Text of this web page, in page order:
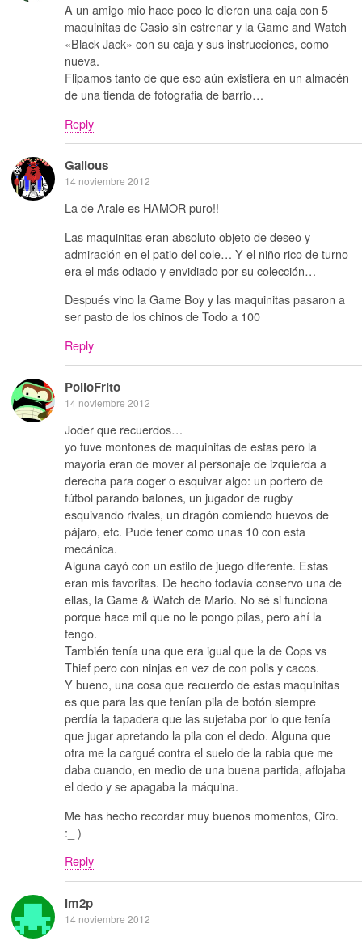
A un amigo mio hace poco le dieron una caja con 5
maquinitas de Casio sin estrenar y la Game and Watch
«Black Jack» con su caja y sus instrucciones, como
nueva.
Flipamos tanto de que eso aún existiera en un almacén
de una tienda de fotografia de barrio…
Reply
Galious
14 noviembre 2012
La de Arale es HAMOR puro!!
Las maquinitas eran absoluto objeto de deseo y
admiración en el patio del cole… Y el niño rico de turno
era el más odiado y envidiado por su colección…
Después vino la Game Boy y las maquinitas pasaron a
ser pasto de los chinos de Todo a 100
Reply
PolloFrito
14 noviembre 2012
Joder que recuerdos…
yo tuve montones de maquinitas de estas pero la
mayoria eran de mover al personaje de izquierda a
derecha para coger o esquivar algo: un portero de
fútbol parando balones, un jugador de rugby
esquivando rivales, un dragón comiendo huevos de
pájaro, etc. Pude tener como unas 10 con esta
mecánica.
Alguna cayó con un estilo de juego diferente. Estas
eran mis favoritas. De hecho todavía conservo una de
ellas, la Game & Watch de Mario. No sé si funciona
porque hace mil que no le pongo pilas, pero ahí la
tengo.
También tenía una que era igual que la de Cops vs
Thief pero con ninjas en vez de con polis y cacos.
Y bueno, una cosa que recuerdo de estas maquinitas
es que para las que tenían pila de botón siempre
perdía la tapadera que las sujetaba por lo que tenía
que jugar apretando la pila con el dedo. Alguna que
otra me la cargué contra el suelo de la rabia que me
daba cuando, en medio de una buena partida, aflojaba
el dedo y se apagaba la máquina.
Me has hecho recordar muy buenos momentos, Ciro.
:_ )
Reply
lm2p
14 noviembre 2012